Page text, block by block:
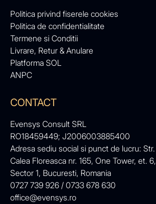
Politica privind fiserele cookies
Politica de confidentialitate
Termene si Conditii
Livrare, Retur & Anulare
Platforma SOL
ANPC
CONTACT
Evensys Consult SRL
RO18459449; J2006003885400
Adresa sediu social si punct de lucru: Str.
Calea Floreasca nr. 165, One Tower, et. 6,
Sector 1, Bucuresti, Romania
0727 739 926 / 0733 678 630
office@evensys.ro